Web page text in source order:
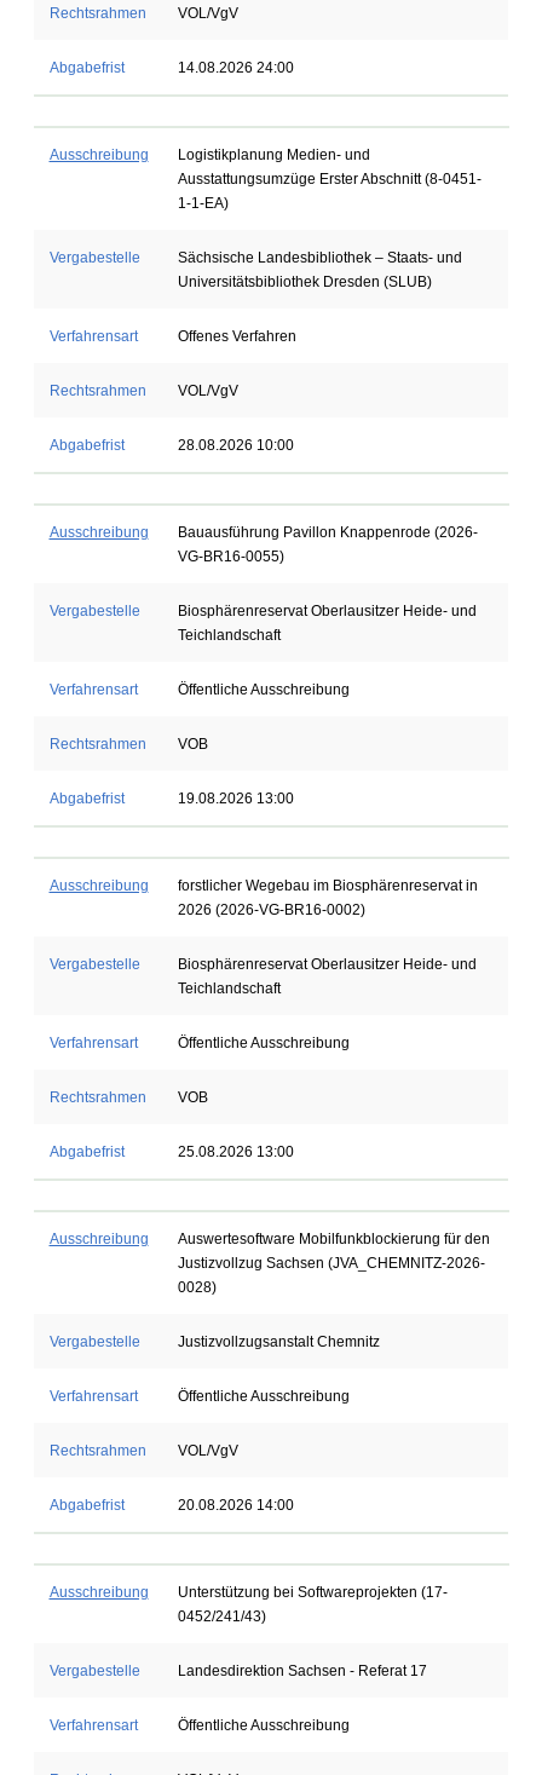
Rechtsrahmen VOL/VgV
Abgabefrist 14.08.2026 24:00
Ausschreibung
Logistikplanung Medien- und
Ausstattungsumzüge Erster Abschnitt (8-0451-
1-1-EA)
Vergabestelle
Sächsische Landesbibliothek – Staats- und
Universitätsbibliothek Dresden (SLUB)
Verfahrensart Offenes Verfahren
Rechtsrahmen VOL/VgV
Abgabefrist 28.08.2026 10:00
Ausschreibung
Bauausführung Pavillon Knappenrode (2026-
VG-BR16-0055)
Vergabestelle
Biosphärenreservat Oberlausitzer Heide- und
Teichlandschaft
Verfahrensart Öffentliche Ausschreibung
Rechtsrahmen VOB
Abgabefrist 19.08.2026 13:00
Ausschreibung
forstlicher Wegebau im Biosphärenreservat in
2026 (2026-VG-BR16-0002)
Vergabestelle
Biosphärenreservat Oberlausitzer Heide- und
Teichlandschaft
Verfahrensart Öffentliche Ausschreibung
Rechtsrahmen VOB
Abgabefrist 25.08.2026 13:00
Ausschreibung
Auswertesoftware Mobilfunkblockierung für den
Justizvollzug Sachsen (JVA_CHEMNITZ-2026-
0028)
Vergabestelle Justizvollzugsanstalt Chemnitz
Verfahrensart Öffentliche Ausschreibung
Rechtsrahmen VOL/VgV
Abgabefrist 20.08.2026 14:00
Ausschreibung
Unterstützung bei Softwareprojekten (17-
0452/241/43)
Vergabestelle Landesdirektion Sachsen - Referat 17
Verfahrensart Öffentliche Ausschreibung